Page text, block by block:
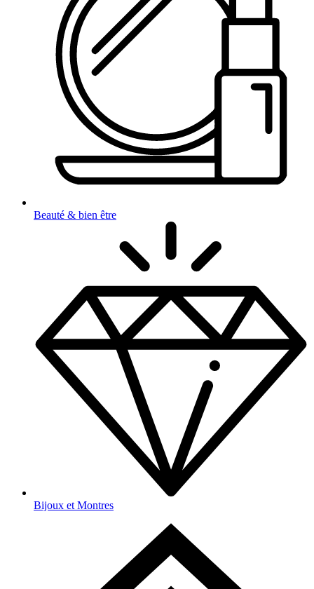
Beauté & bien être
Bijoux et Montres